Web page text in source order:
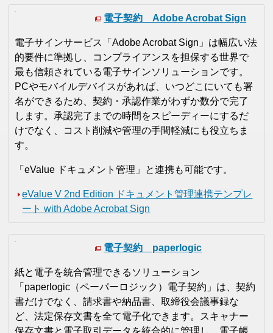
電子契約 Adobe Acrobat Sign
電子サインサービス「Adobe Acrobat Sign」は幅広い法
的要件に準拠し、コンプライアンスを担保する世界で
最も信頼されている電子サインソリューションです。
PCやモバイルデバイスがあれば、いつどこにいても署
名ができるため、契約・承認作業がわずか数分で完了
します。承認完了までの時間をスピーディーにするだ
けでなく、コスト削減や管理の手間軽減にも役立ちま
す。
「eValue ドキュメント管理」と連携も可能です。
eValue V 2nd Edition ドキュメント管理連携テンプレ
ート with Adobe Acrobat Sign
電子契約 paperlogic
紙と電子を統合管理できるソリューション
「paperlogic（ペーパーロジック）電子契約」は、契約
書だけでなく、請求書や納品書、取締役会議事録な
ど、法定保存文書を全て電子化できます。スキャナー
保存文書と電子取引データを統合的に管理し、電子帳